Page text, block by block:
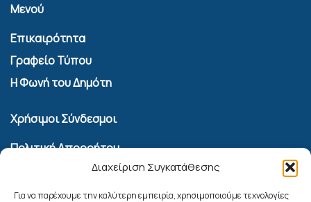
Διαχείριση Συγκατάθεσης
Για να παρέχουμε την καλύτερη εμπειρία, χρησιμοποιούμε τεχνολογίες
Μενού
Επικαιρότητα
Γραφείο Τύπου
Η Φωνή του Δημότη
Χρήσιμοι Σύνδεσμοι
Πολιτική Απορρήτου
Όροι Χρήσης Υπηρεσίας Επικοινωνίας
Πολιτική Cookies (ΕΕ)